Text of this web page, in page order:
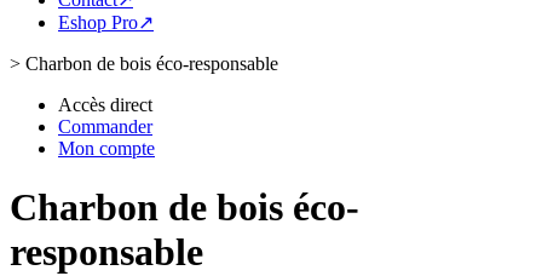
Eshop Pro↗
> Charbon de bois éco-responsable
Accès direct
Commander
Mon compte
Charbon de bois éco-
responsable